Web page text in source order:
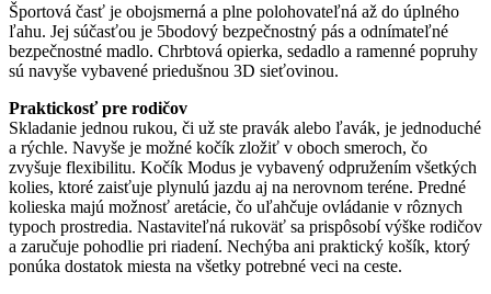
Športová časť je obojsmerná a plne polohovateľná až do úplného
ľahu. Jej súčasťou je 5bodový bezpečnostný pás a odnímateľné
bezpečnostné madlo. Chrbtová opierka, sedadlo a ramenné popruhy
sú navyše vybavené priedušnou 3D sieťovinou.
Praktickosť pre rodičov
Skladanie jednou rukou, či už ste pravák alebo ľavák, je jednoduché
a rýchle. Navyše je možné kočík zložiť v oboch smeroch, čo
zvyšuje flexibilitu. Kočík Modus je vybavený odpružením všetkých
kolies, ktoré zaisťuje plynulú jazdu aj na nerovnom teréne. Predné
kolieska majú možnosť aretácie, čo uľahčuje ovládanie v rôznych
typoch prostredia. Nastaviteľná rukoväť sa prispôsobí výške rodičov
a zaručuje pohodlie pri riadení. Nechýba ani praktický košík, ktorý
ponúka dostatok miesta na všetky potrebné veci na ceste.